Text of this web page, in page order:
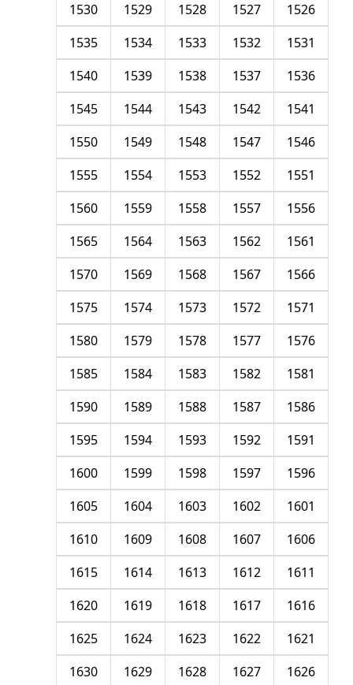
1526
1527
1528
1529
1530
1531
1532
1533
1534
1535
1536
1537
1538
1539
1540
1541
1542
1543
1544
1545
1546
1547
1548
1549
1550
1551
1552
1553
1554
1555
1556
1557
1558
1559
1560
1561
1562
1563
1564
1565
1566
1567
1568
1569
1570
1571
1572
1573
1574
1575
1576
1577
1578
1579
1580
1581
1582
1583
1584
1585
1586
1587
1588
1589
1590
1591
1592
1593
1594
1595
1596
1597
1598
1599
1600
1601
1602
1603
1604
1605
1606
1607
1608
1609
1610
1611
1612
1613
1614
1615
1616
1617
1618
1619
1620
1621
1622
1623
1624
1625
1626
1627
1628
1629
1630